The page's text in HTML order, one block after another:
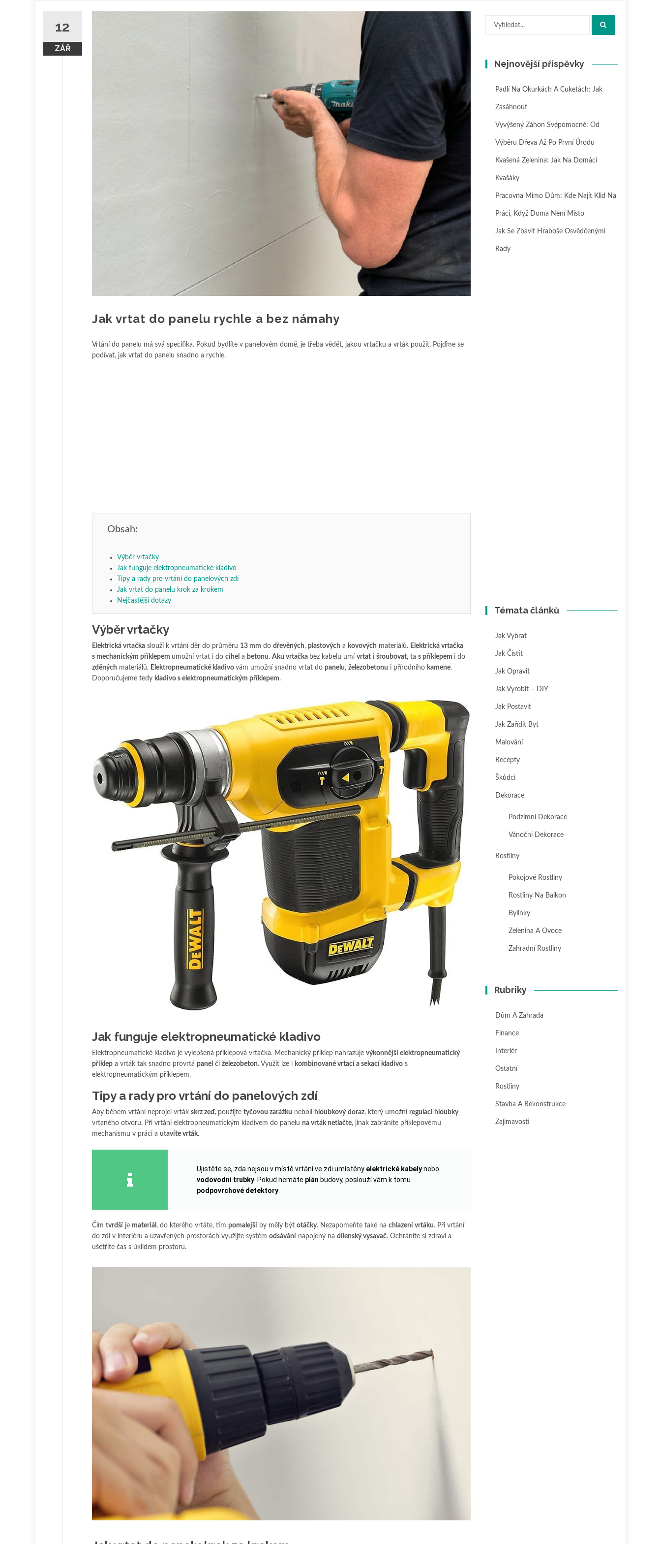
12
ZÁŘ
Jak vrtat do panelu rychle a bez námahy
Vrtání do panelu má svá specifika. Pokud bydlíte v panelovém domě, je třeba vědět, jakou vrtačku a vrták použít. Pojďme se
podívat, jak vrtat do panelu snadno a rychle.
Obsah:
Výběr vrtačky
Jak funguje elektropneumatické kladivo
Tipy a rady pro vrtání do panelových zdí
Jak vrtat do panelu krok za krokem
Nejčastější dotazy
Výběr vrtačky
Elektrická vrtačka slouží k vrtání děr do průměru 13 mm do dřevěných, plastových a kovových materiálů. Elektrická vrtačka
s mechanickým příklepem umožní vrtat i do cihel a betonu. Aku vrtačka bez kabelu umí vrtat i šroubovat, ta s příklepem i do
zděných materiálů. Elektropneumatické kladivo vám umožní snadno vrtat do panelu, železobetonu i přírodního kamene.
Doporučujeme tedy kladivo s elektropneumatickým příklepem.
Jak funguje elektropneumatické kladivo
Elektropneumatické kladivo je vylepšená příklepová vrtačka. Mechanický příklep nahrazuje výkonnější elektropneumatický
příklep a vrták tak snadno provrtá panel či železobeton. Využít lze i kombinované vrtací a sekací kladivo s
elektropneumatickým příklepem.
Tipy a rady pro vrtání do panelových zdí
Aby během vrtání neprojel vrták skrz zeď, použijte tyčovou zarážku neboli hloubkový doraz, který umožní regulaci hloubky
vrtaného otvoru. Při vrtání elektropneumatickým kladivem do panelu na vrták netlačte, jinak zabráníte příklepovému
mechanismu v práci a utavíte vrták.
Ujistěte se, zda nejsou v místě vrtání ve zdi umístěny elektrické kabelynebo
vodovodní trubky. Pokud nemáte plán budovy, poslouží vám k tomu
podpovrchové detektory.
Čím tvrdší je materiál , do kterého vrtáte, tím pomalejší by měly být otáčky. Nezapomeňte také na chlazení vrtáku. Při vrtání
do zdi v interiéru a uzavřených prostorách využijte systém odsávání napojený na dílenský vysavač. Ochráníte si zdraví a
ušetříte čas s úklidem prostoru.
Hledat:
Nejnovější příspěvky
Padlí Na Okurkách A Cuketách: Jak
Zasáhnout
Vyvýšený Záhon Svépomocně: Od
Výběru Dřeva Až Po První Úrodu
Kvašená Zelenina: Jak Na Domácí
Kvašáky
Pracovna Mimo Dům: Kde Najít Klid Na
Práci, Když Doma Není Místo
Jak Se Zbavit Hraboše Osvědčenými
Rady
Témata článků
Jak Vybrat
Jak Čistit
Jak Opravit
Jak Vyrobit – DIY
Jak Postavit
Jak Zařídit Byt
Malování
Recepty
Škůdci
Dekorace
Podzimní Dekorace
Vánoční Dekorace
Rostliny
Pokojové Rostliny
Rostliny Na Balkon
Bylinky
Zelenina A Ovoce
Zahradní Rostliny
Rubriky
Dům A Zahrada
Finance
Interiér
Ostatní
Rostliny
Stavba A Rekonstrukce
Zajímavosti